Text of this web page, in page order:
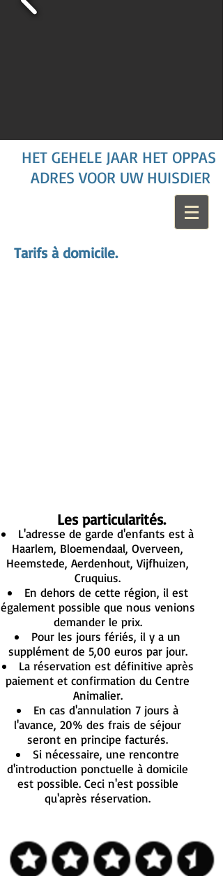
HET GEHELE JAAR HET OPPAS
ADRES VOOR UW HUISDIER
Tarifs à domicile.
Les particularités.
L'adresse de garde d'enfants est à
Haarlem, Bloemendaal, Overveen,
Heemstede, Aerdenhout, Vijfhuizen,
Cruquius.
En dehors de cette région, il est
également possible que nous venions
demander le prix.
Pour les jours fériés, il y a un
supplément de 5,00 euros par jour.
La réservation est définitive après
paiement et confirmation du Centre
Animalier.
En cas d'annulation 7 jours à
l'avance, 20% des frais de séjour
seront en principe facturés.
Si nécessaire, une rencontre
d'introduction ponctuelle à domicile
est possible. Ceci n'est possible
qu'après réservation.